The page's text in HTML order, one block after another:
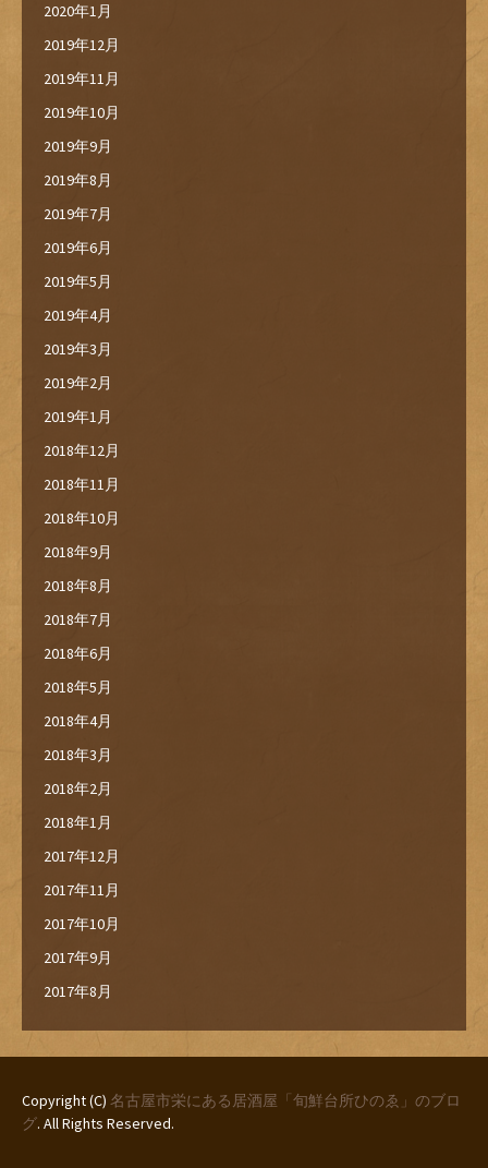
2020年1月
2019年12月
2019年11月
2019年10月
2019年9月
2019年8月
2019年7月
2019年6月
2019年5月
2019年4月
2019年3月
2019年2月
2019年1月
2018年12月
2018年11月
2018年10月
2018年9月
2018年8月
2018年7月
2018年6月
2018年5月
2018年4月
2018年3月
2018年2月
2018年1月
2017年12月
2017年11月
2017年10月
2017年9月
2017年8月
Copyright (C) 名古屋市栄にある居酒屋「旬鮮台所ひのゑ」のブロ
グ. All Rights Reserved.